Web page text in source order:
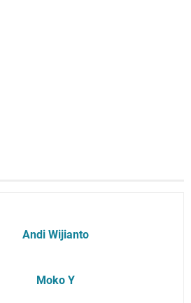
Andi Wijianto
Moko Y